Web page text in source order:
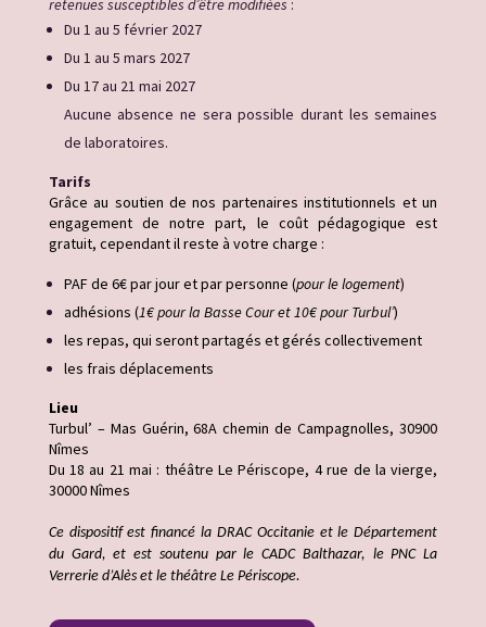
retenues susceptibles d’être modifiées :
Du 1 au 5 février 2027
Du 1 au 5 mars 2027
Du 17 au 21 mai 2027
Aucune absence ne sera possible durant les semaines
de laboratoires.
Tarifs
Grâce au soutien de nos partenaires institutionnels et un
engagement de notre part, le coût pédagogique est
gratuit, cependant il reste à votre charge :
PAF de 6€ par jour et par personne (pour le logement)
adhésions (1€ pour la Basse Cour et 10€ pour Turbul’)
les repas, qui seront partagés et gérés collectivement
les frais déplacements
Lieu
Turbul’ – Mas Guérin, 68A chemin de Campagnolles, 30900
Nîmes
Du 18 au 21 mai : théâtre Le Périscope, 4 rue de la vierge,
30000 Nîmes
Ce dispositif est financé la DRAC Occitanie et le Département
du Gard, et est soutenu par le CADC Balthazar, le PNC La
Verrerie d’Alès et le théâtre Le Périscope.